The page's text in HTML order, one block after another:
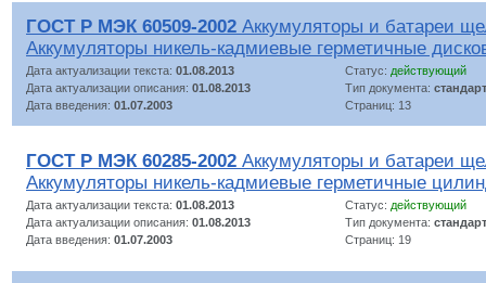
ГОСТ Р МЭК 60509-2002 Аккумуляторы и батареи
Аккумуляторы никель-кадмиевые герметичные
Дата актуализации текста: 01.08.2013 Статус: действующий
Дата актуализации описания: 01.08.2013 Тип документа: стандарт
Дата введения: 01.07.2003 Страниц: 13
ГОСТ Р МЭК 60285-2002 Аккумуляторы и батареи
Аккумуляторы никель-кадмиевые герметичные
Дата актуализации текста: 01.08.2013 Статус: действующий
Дата актуализации описания: 01.08.2013 Тип документа: стандарт
Дата введения: 01.07.2003 Страниц: 19